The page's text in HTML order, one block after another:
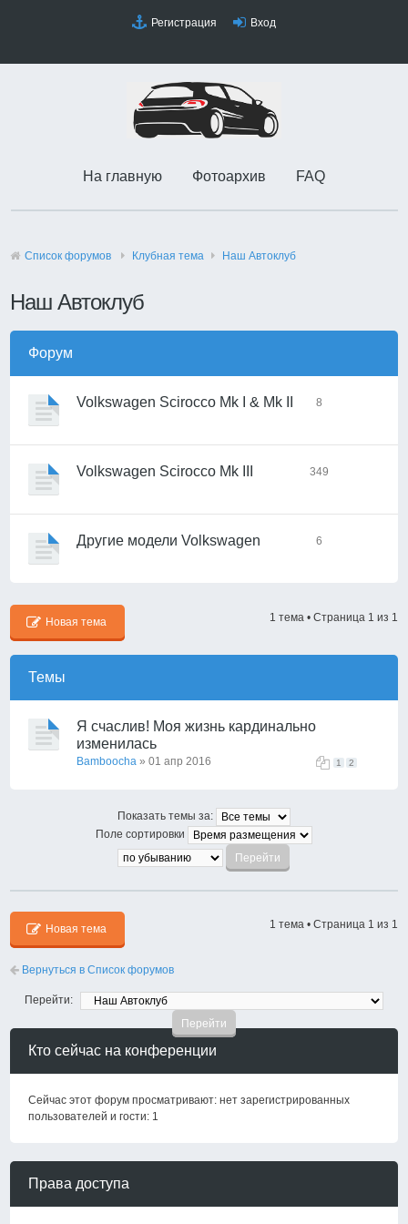
Регистрация Вход
На главную Фотоархив FAQ
Список форумов Клубная тема Наш Автоклуб
Наш Автоклуб
Форум
Volkswagen Scirocco Mk I & Mk II 8
Volkswagen Scirocco Mk III 349
Другие модели Volkswagen 6
Новая тема 1 тема • Страница 1 из 1
Темы
Я счаслив! Моя жизнь кардинально
изменилась
1 2
Bamboocha » 01 апр 2016
Показать темы за:
Поле сортировки
Новая тема 1 тема • Страница 1 из 1
Вернуться в Список форумов
Перейти:
Кто сейчас на конференции
Сейчас этот форум просматривают: нет зарегистрированных
пользователей и гости: 1
Права доступа